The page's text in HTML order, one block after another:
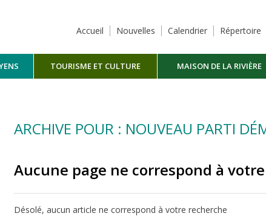
Accueil Nouvelles Calendrier Répertoire
TOURISME ET CULTURE MAISON DE LA RIVIÈRE
ARCHIVE POUR : NOUVEAU PARTI
Aucune page ne correspond à
Désolé, aucun article ne correspond à votre recherche